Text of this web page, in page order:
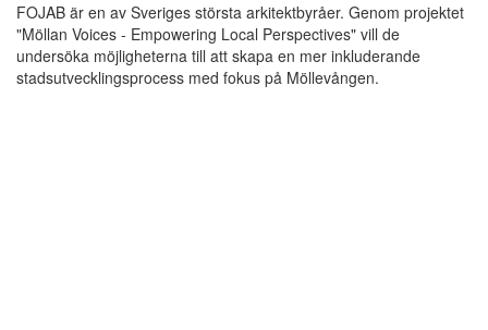
FOJAB är en av Sveriges största arkitektbyråer. Genom projektet
"Möllan Voices - Empowering Local Perspectives" vill de
undersöka möjligheterna till att skapa en mer inkluderande
stadsutvecklingsprocess med fokus på Möllevången.